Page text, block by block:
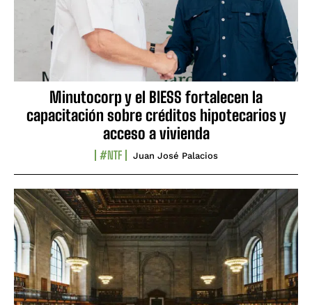
Minutocorp y el BIESS fortalecen la
capacitación sobre créditos hipotecarios y
acceso a vivienda
#NTF Juan José Palacios